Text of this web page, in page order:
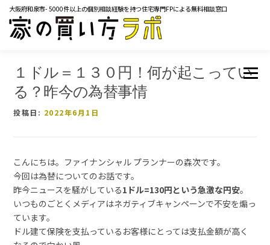
大阪府和泉市- 5000件以上の個別相談経験を持つ住宅専門FPによる無料相談窓口
メニュー
マネーコラム YOUTUBE イベント・セミナー
メディア掲載実績 レンタルスペース
お問い合わせ
１ドル＝１３０円！何が起こってい
る？昨今の為替事情
投稿日: 2022年6月1日
こんにちは。ファイナンシャル プランナーの森次です。
今回は為替についてのお話です。
昨今ニュースを騒がしている1ドル=130円という急激な円安。
いつものごとくメディアはネガティブキャンペーンで不安を煽っ
ています。
ドル建て保険を支払っているお客様にとっては支払金額が高く